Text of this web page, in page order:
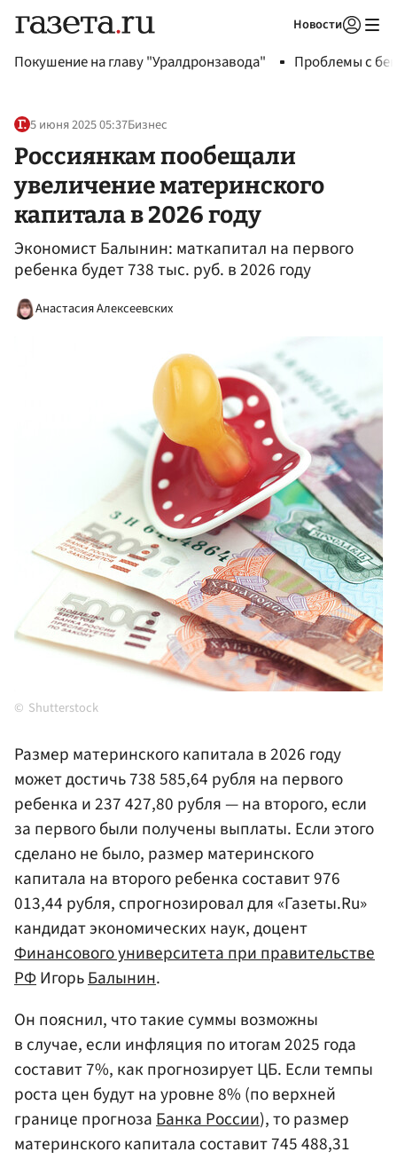
Новости
Покушение на главу "Уралдронзавода" Проблемы с
5 июня 2025 05:37Бизнес
Россиянкам пообещали
увеличение материнского
капитала в 2026 году
Экономист Балынин: маткапитал на первого
ребенка будет 738 тыс. руб. в 2026 году
Анастасия Алексеевских
Shutterstock
Размер материнского капитала в 2026 году
может достичь 738 585,64 рубля на первого
ребенка и 237 427,80 рубля — на второго, если
за первого были получены выплаты. Если этого
сделано не было, размер материнского
капитала на второго ребенка составит 976
013,44 рубля, спрогнозировал для «Газеты.Ru»
кандидат экономических наук, доцент
Финансового университета при правительстве
РФИгорьБалынин.
Он пояснил, что такие суммы возможны
в случае, если инфляция по итогам 2025 года
составит 7%, как прогнозирует ЦБ. Если темпы
роста цен будут на уровне 8% (по верхней
границе прогнозаБанка России), то размер
материнского капитала составит 745 488,31